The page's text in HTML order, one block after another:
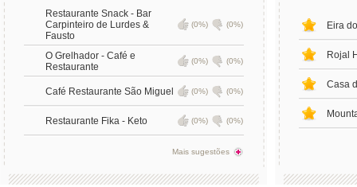
Restaurante Snack - Bar
Carpinteiro de Lurdes &
Fausto
(0%) (0%)
O Grelhador - Café e
Restaurante
(0%) (0%)
Café Restaurante São Miguel (0%) (0%)
Restaurante Fika - Keto (0%) (0%)
Mais sugestões
Eira
Rojal
Casa